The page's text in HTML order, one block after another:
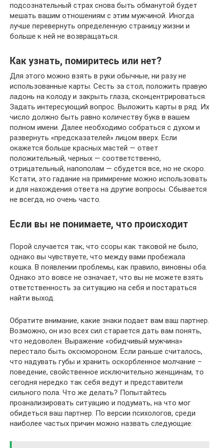
подсознательный страх снова быть обманутой будет
мешать вашим отношениям с этим мужчиной. Иногда
лучше перевернуть определенную страницу жизни и
больше к ней не возвращаться.
Как узнать, помиритесь или нет?
Для этого можно взять в руки обычные, ни разу не
использованные карты. Сесть за стол, положить правую
ладонь на колоду и закрыть глаза, сконцентрироваться.
Задать интересующий вопрос. Выложить карты в ряд. Их
число должно быть равно количеству букв в вашем
полном имени. Далее необходимо собраться с духом и
развернуть «предсказателей» лицом вверх. Если
окажется больше красных мастей — ответ
положительный, черных — соответственно,
отрицательный, напополам — сбудется все, но не скоро.
Кстати, это гадание на примирение можно использовать
и для нахождения ответа на другие вопросы. Сбывается
не всегда, но очень часто.
Если вы не понимаете, что происходит
Порой случается так, что ссоры как таковой не было,
однако вы чувствуете, что между вами пробежала
кошка. В появлении проблемы, как правило, виновны оба.
Однако это вовсе не означает, что вы не можете взять
ответственность за ситуацию на себя и постараться
найти выход.
Обратите внимание, какие знаки подает вам ваш партнер.
Возможно, он изо всех сил старается дать вам понять,
что недоволен. Выражение «обидчивый мужчина»
перестало быть оксюмороном. Если раньше считалось,
что надувать губы и хранить оскорбленное молчание –
поведение, свойственное исключительно женщинам, то
сегодня нередко так себя ведут и представители
сильного пола. Что же делать? Попытайтесь
проанализировать ситуацию и подумать, на что мог
обидеться ваш партнер. По версии психологов, среди
наиболее частых причин можно назвать следующие: